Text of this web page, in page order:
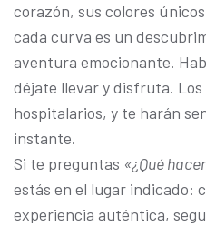
corazón, sus colores
cada curva es un
aventura emocionante.
déjate llevar y disfruta.
hospitalarios, y te harán
instante.
Si te preguntas «¿Qué
estás en el lugar indicado:
experiencia auténtica,